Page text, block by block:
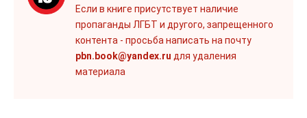
Если в книге присутствует наличие
пропаганды ЛГБТ и другого, запрещенного
контента - просьба написать на почту
pbn.book@yandex.ru для удаления
материала